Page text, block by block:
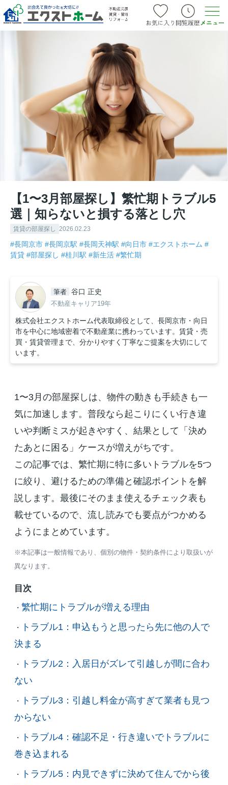
【1〜3月部屋探し】繁忙期トラブル5
選｜知らないと損する落とし穴
賃貸の部屋探し 2026.02.23
#長岡京市 #長岡京駅 #長岡天神駅 #向日市 #エクストホーム #
賃貸 #部屋探し #桂川駅 #新生活 #繁忙期
筆者 谷口 正史
不動産キャリア19年
株式会社エクストホーム代表取締役として、長岡京市・向日
市を中心に地域密着で不動産業に携わっています。賃貸・売
買・賃貸管理まで、分かりやすく丁寧なご提案を大切にして
います。
1〜3月の部屋探しは、物件の動きも手続きも一
気に加速します。普段なら起こりにくい行き違
いや判断ミスが起きやすく、結果として「決め
たあとに困る」ケースが増えがちです。
この記事では、繁忙期に特に多いトラブルを5つ
に絞り、避けるための準備と確認ポイントを解
説します。最後にそのまま使えるチェック表も
載せているので、流し読みでも要点がつかめる
ようにまとめています。
※本記事は一般情報であり、個別の物件・契約条件により取扱いが
異なります。
目次
・ 繁忙期にトラブルが増える理由
・
トラブル1：申込もうと思ったら先に他の人で
決まる
・
トラブル2：入居日がズレて引越しが間に合わ
ない
・
トラブル3：引越し料金が高すぎて業者も見つ
からない
・
トラブル4：確認不足・行き違いでトラブルに
巻き込まれる
・
トラブル5：内見できずに決めて住んでから後